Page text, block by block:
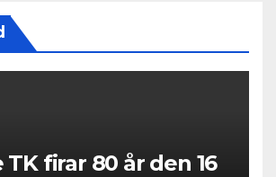
firar 80 år den 16